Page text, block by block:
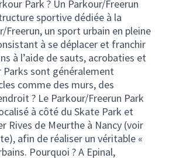
Park ? Un Parkour/Freerun
sportive dédiée à la
Freerun, un sport urbain en pleine
à se déplacer et franchir
à l’aide de sauts, acrobaties et
Parks sont généralement
comme des murs, des
? Le Parkour/Freerun Park
à côté du Skate Park et
Rives de Meurthe à Nancy (voir
afin de réaliser un véritable «
Pourquoi ? A Epinal,